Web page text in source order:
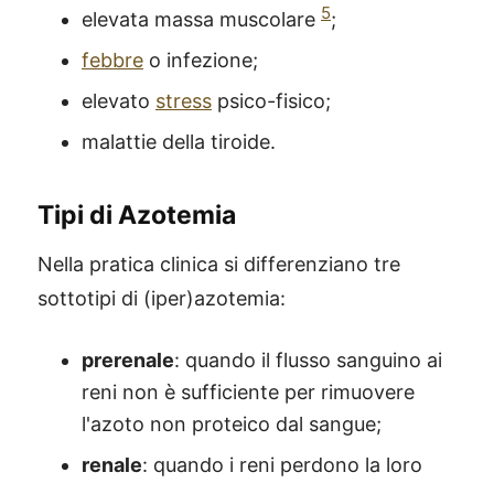
elevata massa muscolare 5;
febbre o infezione;
elevato stress psico-fisico;
malattie della tiroide.
Tipi di Azotemia
Nella pratica clinica si differenziano tre
sottotipi di (iper)azotemia:
prerenale: quando il flusso sanguino ai
reni non è sufficiente per rimuovere
l'azoto non proteico dal sangue;
renale: quando i reni perdono la loro